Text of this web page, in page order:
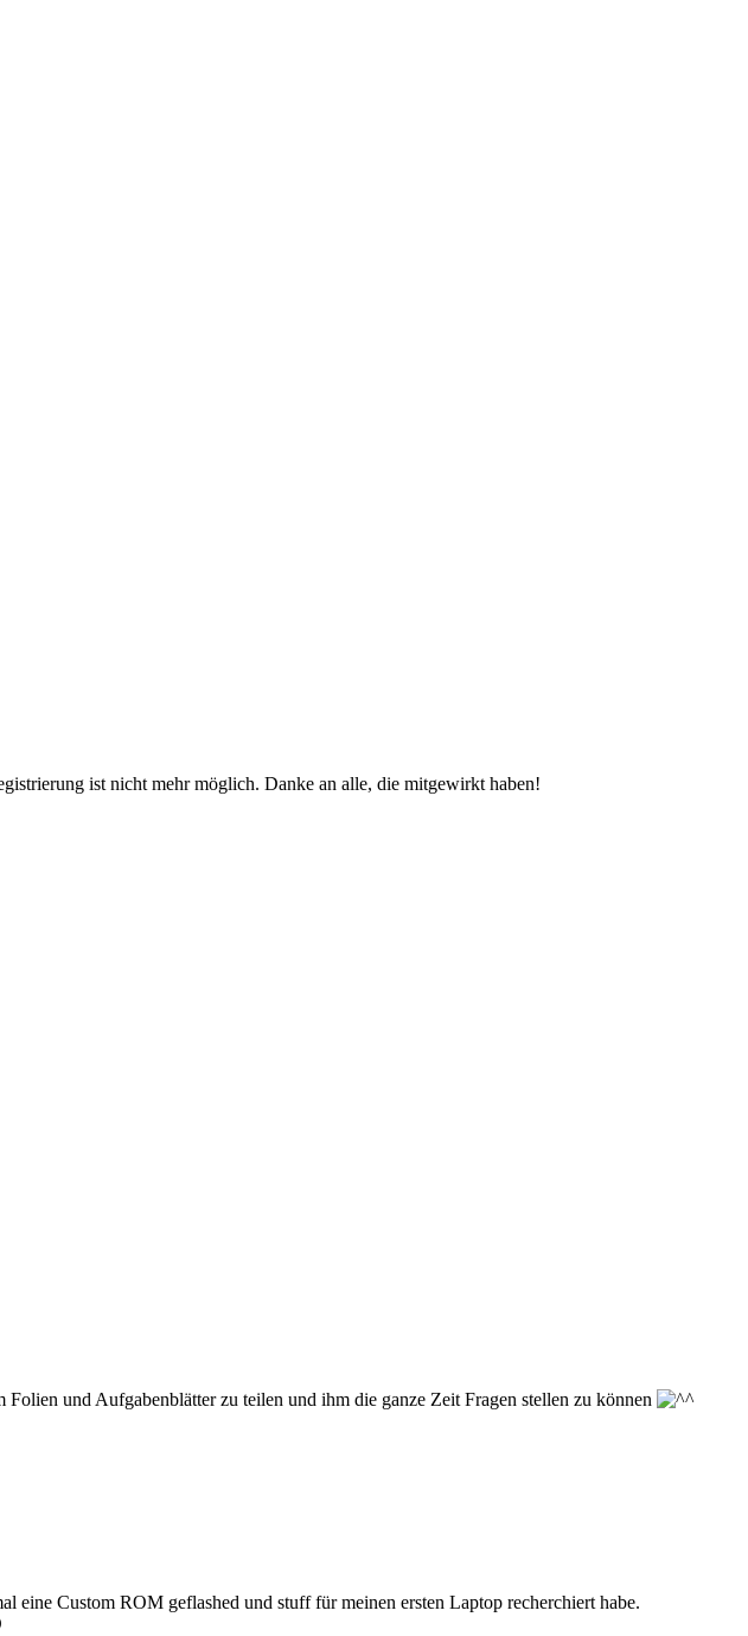
ist nicht mehr möglich. Danke an alle, die mitgewirkt haben!
und Aufgabenblätter zu teilen und ihm die ganze Zeit Fragen stellen zu können
eine Custom ROM geflashed und stuff für meinen ersten Laptop recherchiert habe.